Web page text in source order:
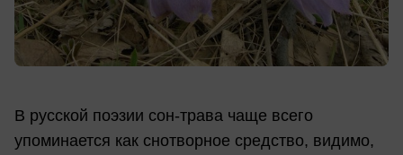
В русской поэзии сон-трава чаще всего
упоминается как снотворное средство, видимо,